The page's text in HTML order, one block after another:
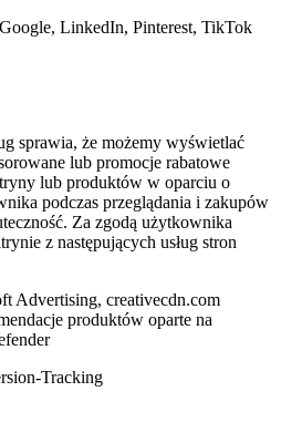
LinkedIn, Pinterest, TikTok
sprawia, że możemy wyświetlać
lub promocje rabatowe
lub produktów w oparciu o
podczas przeglądania i zakupów
Za zgodą użytkownika
z następujących usług stron
Advertising, creativecdn.com
produktów oparte na
Tracking